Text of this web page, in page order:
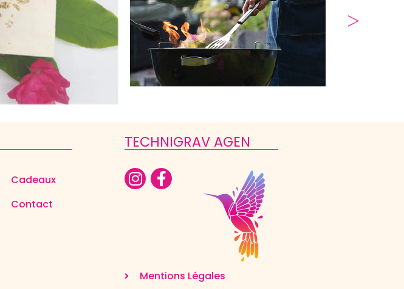
Cadeaux
Contact
TECHNIGRAV AGEN
Mentions Légales